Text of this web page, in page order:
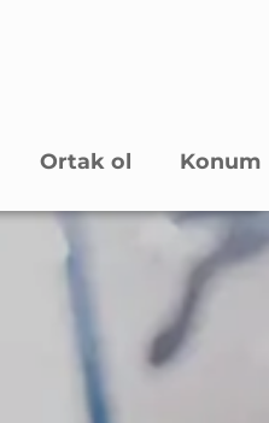
Ortak ol Konum